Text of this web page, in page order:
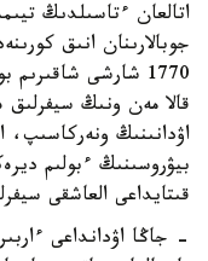
اتالعان ءتاسىلدىڭ
جوبالارىنان انىق
1770 شارشى
قالا مەن ونىڭ سيفرلىق
اۋدانىنىڭ ونەركاسىپ،
بيۋروسىنىڭ ءبولىم
قىتايداعى العاشقى
- جاڭا اۋدانداعى